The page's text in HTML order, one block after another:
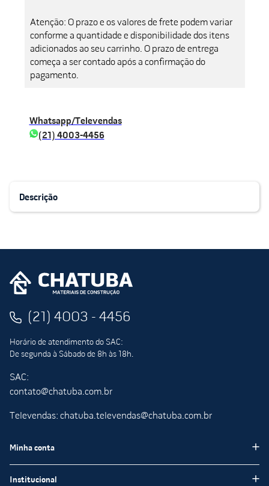
Atenção: O prazo e os valores de frete podem variar
conforme a quantidade e disponibilidade dos itens
adicionados ao seu carrinho. O prazo de entrega
começa a ser contado após a confirmação do
pagamento.
Whatsapp/Televendas
(21) 4003-4456
Descrição
(21) 4003 - 4456
Horário de atendimento do SAC:
De segunda à Sábado de 8h às 18h.
SAC:
contato@chatuba.com.br
Televendas: chatuba.televendas@chatuba.com.br
Minha conta
Institucional